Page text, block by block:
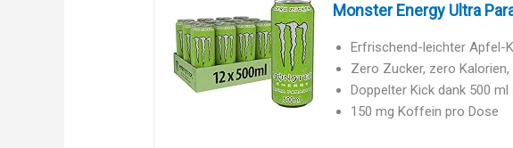
Monster Energy Ultra
Erfrischend-leichter Apfel-
Zero Zucker, zero
Doppelter Kick dank 500
150 mg Koffein pro Dose